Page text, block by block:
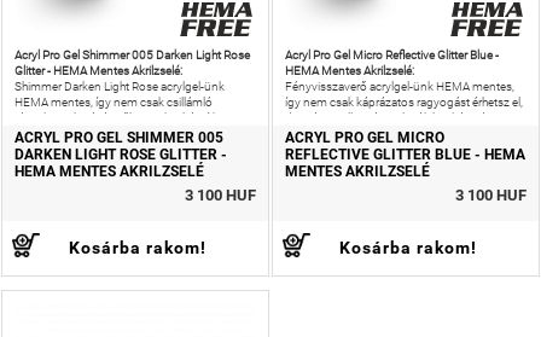
Acryl Pro Gel Shimmer 005 Darken Light Rose
Glitter - HEMA Mentes Akrilzselé:
Shimmer Darken Light Rose acrylgel-ünk
HEMA mentes, így nem csak csillámló
rózsakvarc hatású műkörmöket készíthetsz,
de még az allergiás reakciók
ACRYL PRO GEL SHIMMER 005
DARKEN LIGHT ROSE GLITTER -
HEMA MENTES AKRILZSELÉ
3 100 HUF
Kosárba rakom!
Acryl Pro Gel Micro Reflective Glitter Blue -
HEMA Mentes Akrilzselé:
Fényvisszaverő acrylgel-ünk HEMA mentes,
így nem csak káprázatos ragyogást érhetsz el,
de még az allergiás reakciók kockázatát is
csökkentheted!
ACRYL PRO GEL MICRO
REFLECTIVE GLITTER BLUE - HEMA
MENTES AKRILZSELÉ
3 100 HUF
Kosárba rakom!